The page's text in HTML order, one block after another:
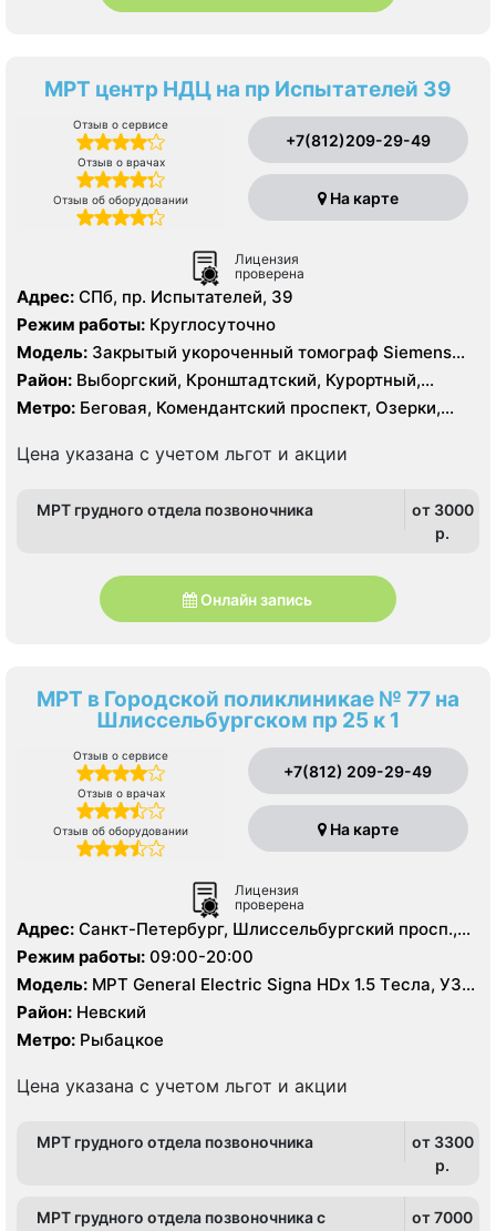
МРТ центр НДЦ на пр Испытателей 39
Отзыв о сервисе
Отзыв о врачах
Отзыв об оборудовании
+7(812)209-29-49
На карте
Лицензия
проверена
Адрес: СПб, пр. Испытателей, 39
Режим работы: Круглосуточно
Модель: Закрытый укороченный томограф Siemens
Magnetom Avanto 1.5 Тесла
Район: Выборгский, Кронштадтский, Курортный,
Приморский
Метро: Беговая, Комендантский проспект, Озерки,
Удельная
Цена указана с учетом льгот и акции
МРТ грудного отдела позвоночника
от 3000
p.
Онлайн запись
МРТ в Городской поликлиникае № 77 на
Шлиссельбургском пр 25 к 1
Отзыв о сервисе
Отзыв о врачах
Отзыв об оборудовании
+7(812) 209-29-49
На карте
Лицензия
проверена
Адрес: Санкт-Петербург, Шлиссельбургский просп.,
25, корп. 1
Режим работы: 09:00-20:00
Модель: МРТ General Electric Signa HDх 1.5 Tесла, УЗИ,
Рентген
Район: Невский
Метро: Рыбацкое
Цена указана с учетом льгот и акции
МРТ грудного отдела позвоночника
от 3300
p.
МРТ грудного отдела позвоночника с
от 7000